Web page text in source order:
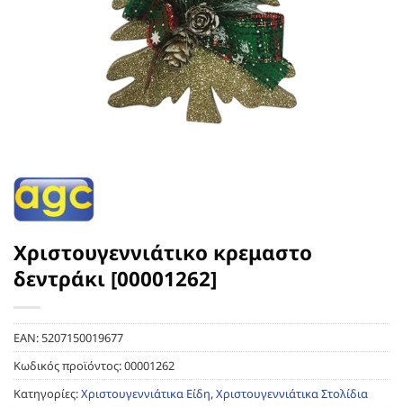
Χριστουγεννιάτικο κρεμαστο
δεντράκι [00001262]
EAN:5207150019677
Κωδικός προϊόντος:00001262
Κατηγορίες:Χριστουγεννιάτικα Είδη,Χριστουγεννιάτικα Στολίδια